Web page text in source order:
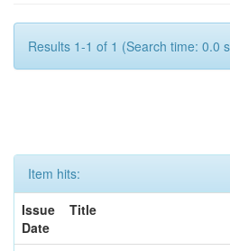
Results 1-1 of 1 (Search time: 0.0
Item hits:
Issue
Date
Title